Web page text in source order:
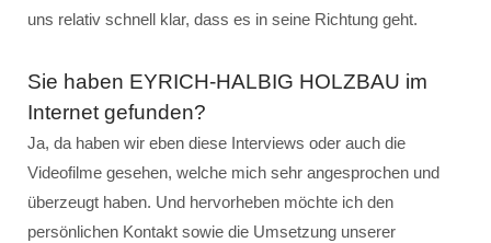
uns relativ schnell klar, dass es in seine Richtung geht.
Sie haben EYRICH-HALBIG HOLZBAU im
Internet gefunden?
Ja, da haben wir eben diese Interviews oder auch die
Videofilme gesehen, welche mich sehr angesprochen und
überzeugt haben. Und hervorheben möchte ich den
persönlichen Kontakt sowie die Umsetzung unserer